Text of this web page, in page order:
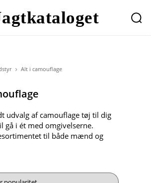
Alt i camouflage
udvalg af camouflage tøj til dig
gå i ét med omgivelserne.
til både mænd og